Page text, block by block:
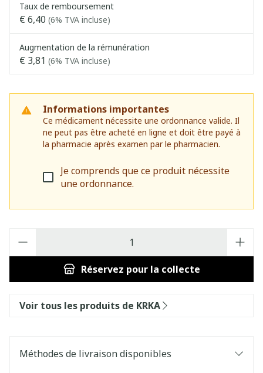
Taux de remboursement
€ 6,40 (6% TVA incluse)
Augmentation de la rémunération
€ 3,81 (6% TVA incluse)
Informations importantes
Ce médicament nécessite une ordonnance valide. Il
ne peut pas être acheté en ligne et doit être payé à
la pharmacie après examen par le pharmacien.
Je comprends que ce produit nécessite
une ordonnance.
Réservez pour la collecte
Voir tous les produits de KRKA
Méthodes de livraison disponibles